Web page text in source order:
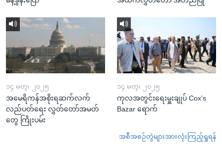
၁၄ မတ္၊ ၂၀၂၅
အမေရိကန်အစိုးရဆက်လက်
လည်ပတ်ရေး လွှတ်တော်အမတ်
တွေ ကြိုးပမ်း
၁၄ မတ္၊ ၂၀၂၅
ကုလအတွင်းရေးမှူးချုပ် Cox's
Bazar ရောက်
အစီအစဉ်တွဲများအားလုံးကြည့်ရှုရန်